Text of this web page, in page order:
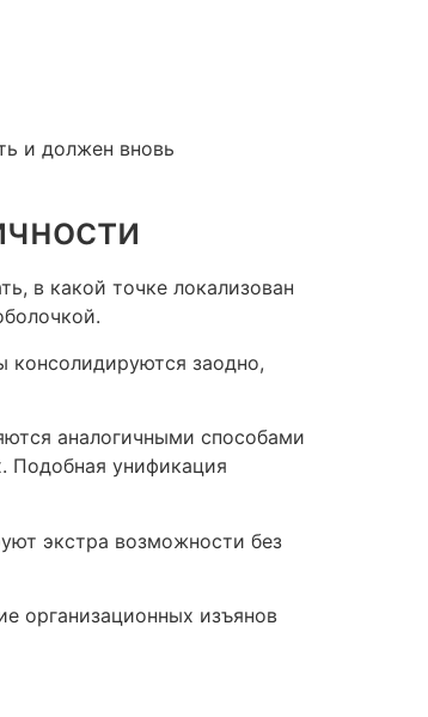
и должен вновь
в какой точке локализован
консолидируются заодно,
аналогичными способами
Подобная унификация
экстра возможности без
организационных изъянов